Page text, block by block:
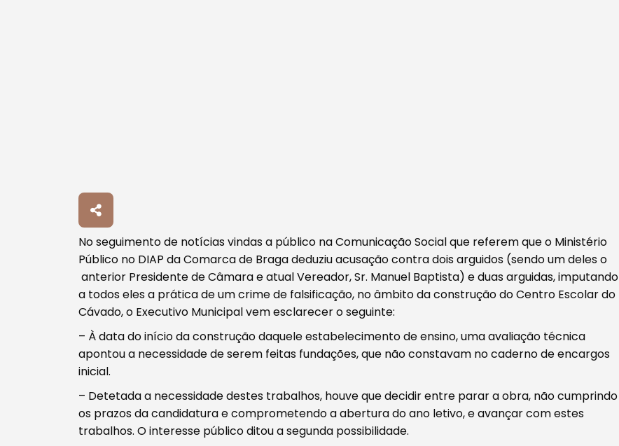
No seguimento de notícias vindas a público na Comunicação Social que referem que o Ministério
Público no DIAP da Comarca de Braga deduziu acusação contra dois arguidos (sendo um deles o
anterior Presidente de Câmara e atual Vereador, Sr. Manuel Baptista) e duas arguidas, imputando
a todos eles a prática de um crime de falsificação, no âmbito da construção do Centro Escolar do
Cávado, o Executivo Municipal vem esclarecer o seguinte:
– À data do início da construção daquele estabelecimento de ensino, uma avaliação técnica
apontou a necessidade de serem feitas fundações, que não constavam no caderno de encargos
inicial.
– Detetada a necessidade destes trabalhos, houve que decidir entre parar a obra, não cumprindo
os prazos da candidatura e comprometendo a abertura do ano letivo, e avançar com estes
trabalhos. O interesse público ditou a segunda possibilidade.